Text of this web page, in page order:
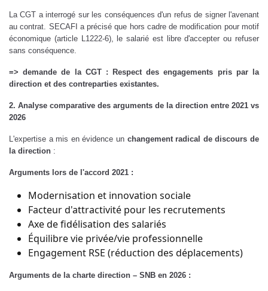
La CGT a interrogé sur les conséquences d'un refus de signer l'avenant
au contrat. SECAFI a précisé que hors cadre de modification pour motif
économique (article L1222-6), le salarié est libre d'accepter ou refuser
sans conséquence.
=> demande de la CGT : Respect des engagements pris par la
direction et des contreparties existantes.
2. Analyse comparative des arguments de la direction entre 2021 vs
2026
L'expertise a mis en évidence un changement radical de discours de
la direction :
Arguments lors de l'accord 2021 :
Modernisation et innovation sociale
Facteur d'attractivité pour les recrutements
Axe de fidélisation des salariés
Équilibre vie privée/vie professionnelle
Engagement RSE (réduction des déplacements)
Arguments de la charte direction – SNB en 2026 :